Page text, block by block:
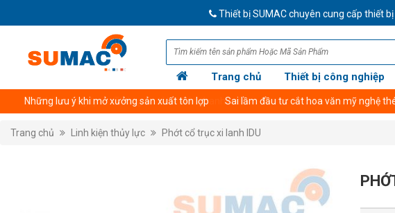
Thiết bị SUMAC chuyên cung cấp thiết bị
Trang chủ Thiết bị công nghiệp
Giới thiệu công ty Thông tin tài khoản thanh toán
Trang chủ Linh kiện thủy lực Phớt cổ trục xi lanh IDU